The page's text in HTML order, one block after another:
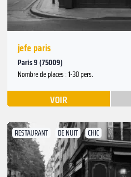
jefe paris
Paris 9 (75009)
Nombre de places : 1-30 pers.
VOIR
RESTAURANT DE NUIT CHIC